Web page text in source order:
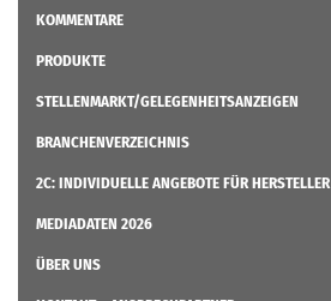
KOMMENTARE
PRODUKTE
STELLENMARKT/GELEGENHEITSANZEIGEN
BRANCHENVERZEICHNIS
2C: INDIVIDUELLE ANGEBOTE FÜR HERSTELLER
MEDIADATEN 2026
ÜBER UNS